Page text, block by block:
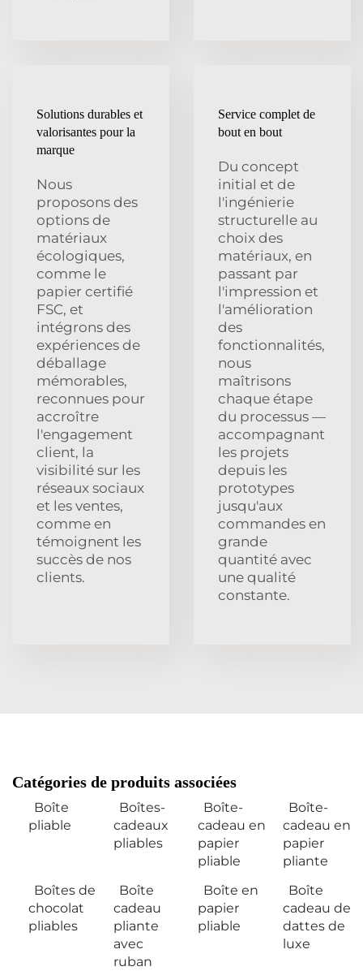
Solutions durables et
valorisantes pour la
marque
Nous
proposons des
options de
matériaux
écologiques,
comme le
papier certifié
FSC, et
intégrons des
expériences de
déballage
mémorables,
reconnues pour
accroître
l'engagement
client, la
visibilité sur les
réseaux sociaux
et les ventes,
comme en
témoignent les
succès de nos
clients.
Service complet de
bout en bout
Du concept
initial et de
l'ingénierie
structurelle au
choix des
matériaux, en
passant par
l'impression et
l'amélioration
des
fonctionnalités,
nous
maîtrisons
chaque étape
du processus —
accompagnant
les projets
depuis les
prototypes
jusqu'aux
commandes en
grande
quantité avec
une qualité
constante.
Catégories de produits associées
Boîte
pliable
Boîtes-
cadeaux
pliables
Boîte-
cadeau en
papier
pliable
Boîte-
cadeau en
papier
pliante
Boîtes de
chocolat
pliables
Boîte
cadeau
pliante
avec
ruban
Boîte en
papier
pliable
Boîte
cadeau de
dattes de
luxe